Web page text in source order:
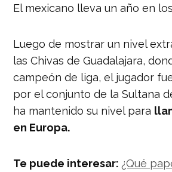
El mexicano lleva un año en los
Luego de mostrar un nivel
las Chivas de Guadalajara,
campeón de liga, el jugador
por el conjunto de la Sultana
ha mantenido su nivel para
en Europa.
Te puede interesar: ¿Qué